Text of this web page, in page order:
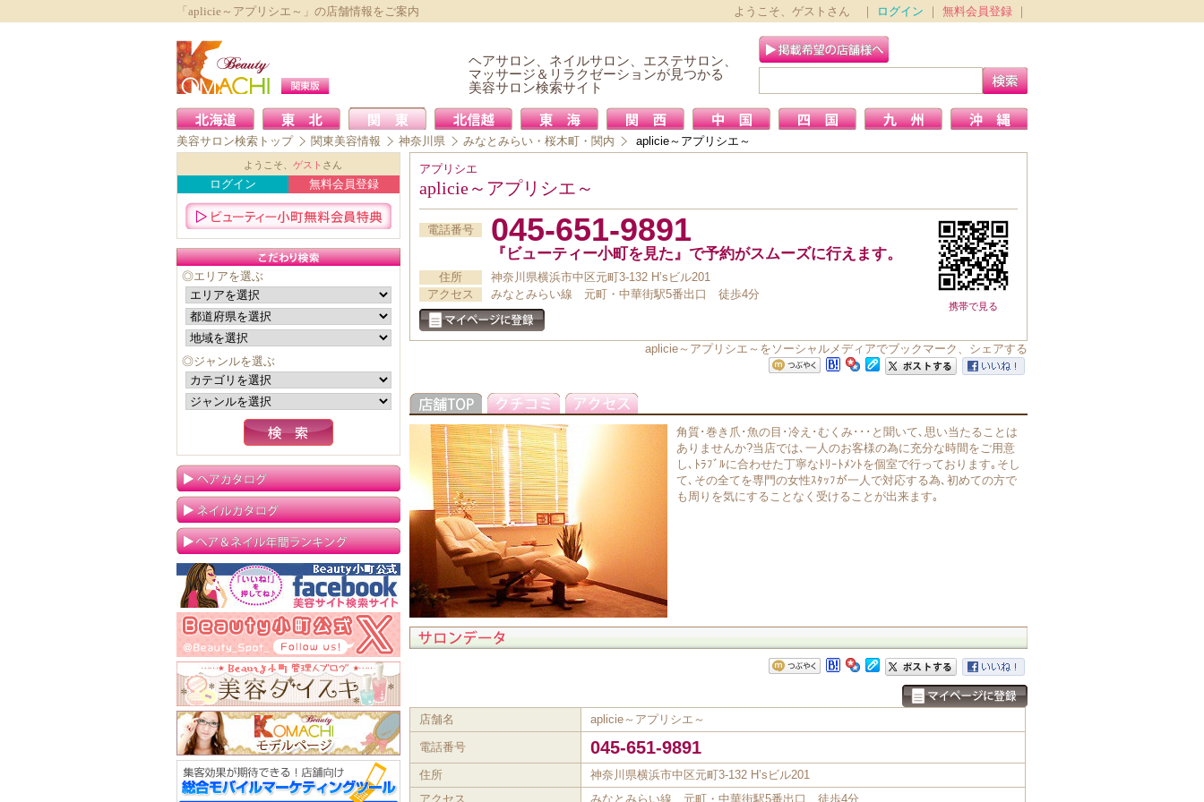
「aplicie～アプリシエ～」の店舗情報をご案内 ようこそ、ゲストさん ｜ ログイン 無料会員登録
ヘアサロン、ネイルサロン、エステサロン、
マッサージ＆リラクゼーションが見つかる
美容サロン検索サイト
美容サロン検索トップ 関東美容情報 神奈川県 みなとみらい・桜木町・関内 aplicie～アプリシエ～
アプリシエ
aplicie～アプリシエ～
携帯で見る
電話番号 045-651-9891
『ビューティー小町を見た』で予約がスムーズに行えます。
住所
神奈川県横浜市中区元町3-132 H’sビル201
アクセス
みなとみらい線 元町・中華街駅5番出口 徒歩4分
aplicie～アプリシエ～をソーシャルメディアでブックマーク、シェアする
角質･巻き爪･魚の目･冷え･むくみ･･･と聞いて､思い当たることは
ありませんか?当店では､一人のお客様の為に充分な時間をご用意
し､ﾄﾗﾌﾞﾙに合わせた丁寧なﾄﾘｰﾄﾒﾝﾄを個室で行っております｡そし
て､その全てを専門の女性ｽﾀｯﾌが一人で対応する為､初めての方で
も周りを気にすることなく受けることが出来ます｡
店舗名 aplicie～アプリシエ～
電話番号 045-651-9891
住所
神奈川県横浜市中区元町3-132 H’sビル201
アクセス
みなとみらい線 元町・中華街駅5番出口 徒歩4分
ようこそ、 ゲスト さん
ログイン 無料会員登録
◎エリアを選ぶ
◎ジャンルを選ぶ